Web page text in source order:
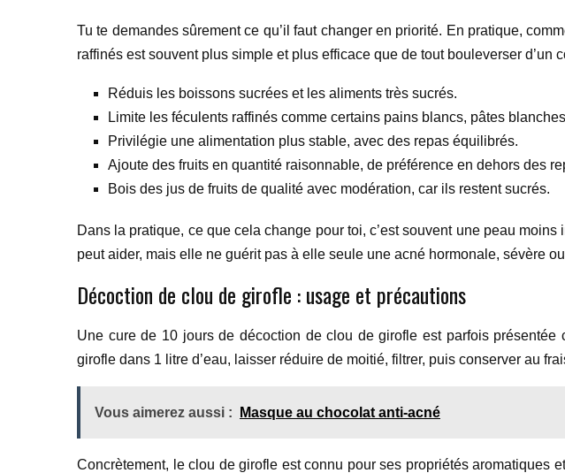
Tu te demandes sûrement ce qu’il faut changer en priorité. En pratique,
raffinés est souvent plus simple et plus efficace que de tout bouleverser d’un
Réduis les boissons sucrées et les aliments très sucrés.
Limite les féculents raffinés comme certains pains blancs, pâtes
Privilégie une alimentation plus stable, avec des repas équilibrés.
Ajoute des fruits en quantité raisonnable, de préférence en dehors des
Bois des jus de fruits de qualité avec modération, car ils restent sucrés.
Dans la pratique, ce que cela change pour toi, c’est souvent une peau
peut aider, mais elle ne guérit pas à elle seule une acné hormonale, sévère
Décoction de clou de girofle : usage et précautions
Une cure de 10 jours de décoction de clou de girofle est parfois
girofle dans 1 litre d’eau, laisser réduire de moitié, filtrer, puis conserver au
Vous aimerez aussi : Masque au chocolat anti-acné
Concrètement, le clou de girofle est connu pour ses propriétés aromatiques